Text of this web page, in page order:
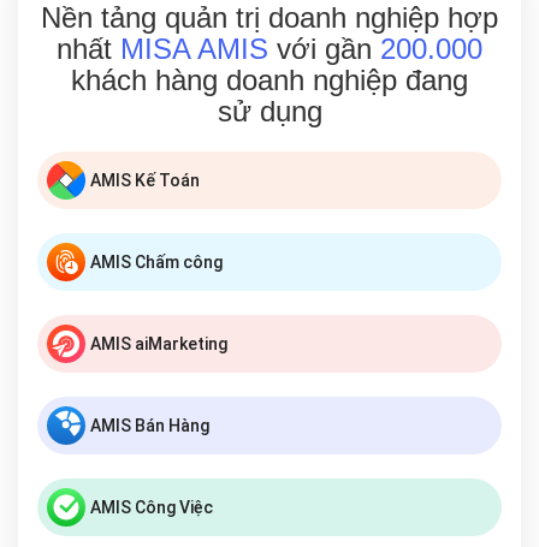
Nền tảng quản trị doanh nghiệp hợp
nhất MISA AMIS với gần 200.000
khách hàng doanh nghiệp đang
sử dụng
AMIS Kế Toán
AMIS Chấm công
AMIS aiMarketing
AMIS Bán Hàng
AMIS Công Việc